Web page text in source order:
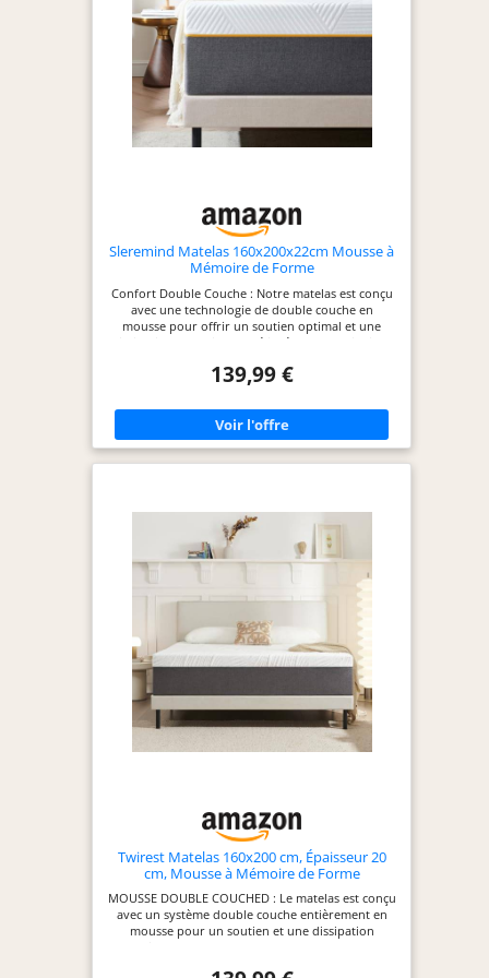
Europe, composé de tissus certifiés sans substance
nocives, avec 5 ans de garantie pour une qualité
Sleremind Matelas 160x200x22cm Mousse à
Mémoire de Forme
Confort Double Couche : Notre matelas est conçu
avec une technologie de double couche en
mousse pour offrir un soutien optimal et une
dissipation thermique améliorée. La combinaison
de 4 cm et 18 cm de mousse de support de base
Optimisé : La couche de mousse à mémoire de
forme gel de 2 cm s'adapte parfaitement à la
morphologie de votre corps, offrant un
soulagement de la pression et un confort
mousse à mémoire de forme est conçue pour
favoriser une circulation d'air continue, ce qui la
rend respirante et permet de maintenir la
température de votre matelas à un niveau idéal
pour un sommeil confortable Housse Lavable :
Pour une.hygiène et une facilité d'entretien, notre
matelas est équipé d'une housse amovible et
lavable en machine, permettant de garder votre
matelas propre et frais à tout moment Emballage
Facile à Déployer : Notre matelas est livré plié et
roulé dans une boîte compacte, ce qui facilite le
transport et l'installation. Vous n'avez qu'à
attendre 24 à 72 heures pour que le matelas
reprenne sa forme complète, prêt à offrir un
sommeil parfait
139,99 €
Twirest Matelas 160x200 cm, Épaisseur 20
cm, Mousse à Mémoire de Forme
MOUSSE DOUBLE COUCHED : Le matelas est conçu
avec un système double couche entièrement en
mousse pour un soutien et une dissipation